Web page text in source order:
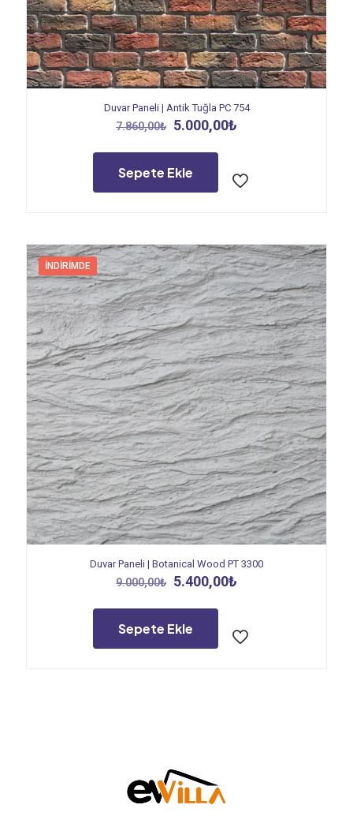
Duvar Paneli | Antik Tuğla PC 754
7.860,00₺ Orijinal
7.860,00₺.
5.000,00₺
Sepete Ekle
İNDIRIMDE
Duvar Paneli | Botanical Wood PT 3300
9.000,00₺ Orijinal
9.000,00₺.
5.400,00₺
Sepete Ekle